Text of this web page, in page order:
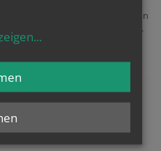
20. Juni 2026 empfing unser Diakon
das Sakrament der Priesterweihe.
Losehand
am 20. Juni feierte Joachim
Pfarrgemeinde am 5. Juli
...